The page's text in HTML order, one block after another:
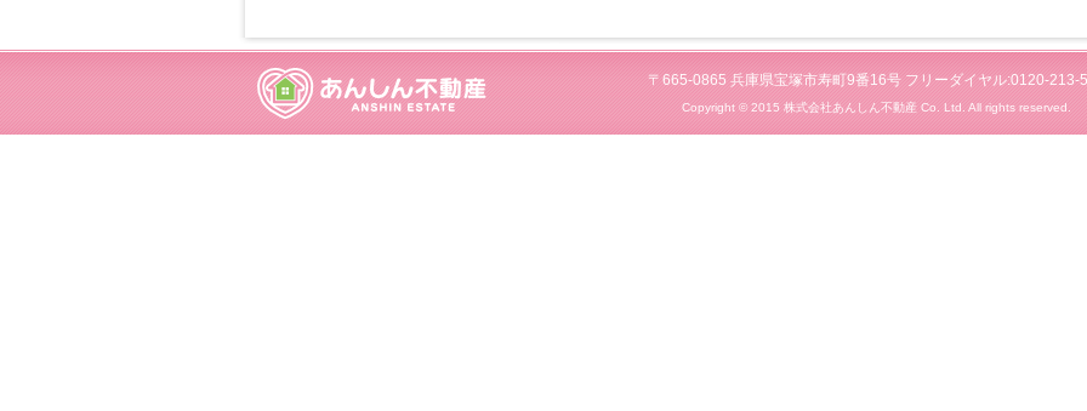
〒665-0865 兵庫県宝塚市寿町9番16号 フリーダイヤル:0120-213-
Copyright © 2015 株式会社あんしん不動産 Co. Ltd. All rights reserved.